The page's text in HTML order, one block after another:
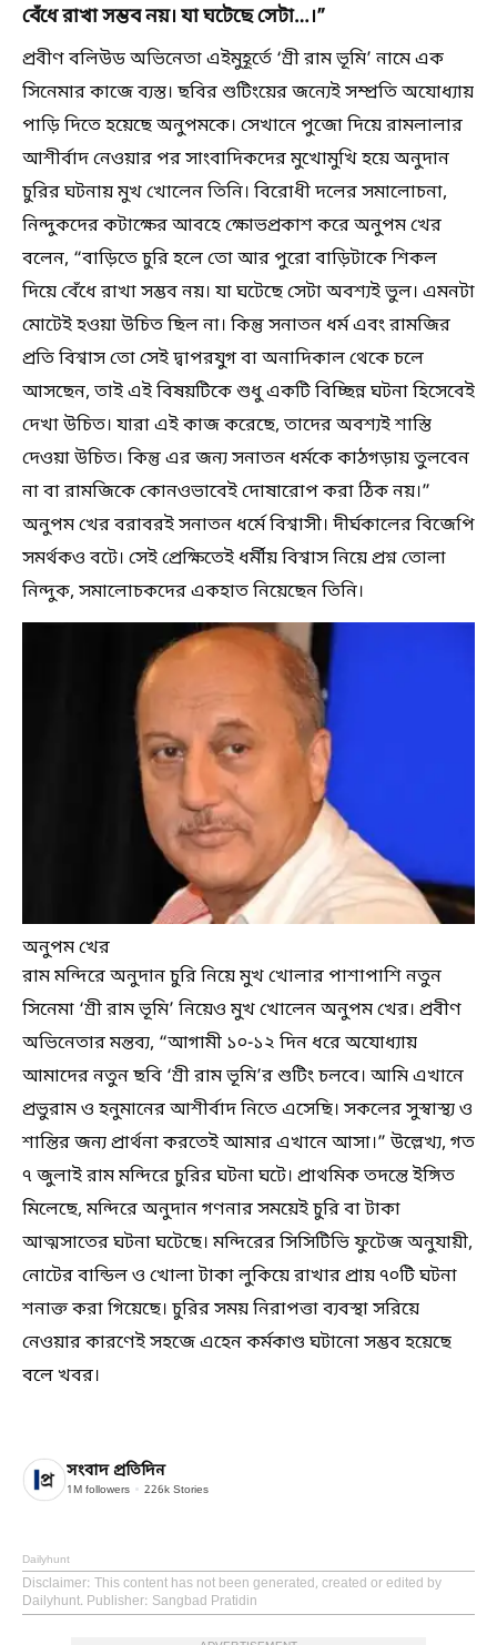
বেঁধে রাখা সম্ভব নয়। যা ঘটেছে সেটা…।”
প্রবীণ বলিউড অভিনেতা এইমুহূর্তে ‘শ্রী রাম ভূমি’ নামে এক
সিনেমার কাজে ব্যস্ত। ছবির শুটিংয়ের জন্যেই সম্প্রতি অযোধ্যায়
পাড়ি দিতে হয়েছে অনুপমকে। সেখানে পুজো দিয়ে রামলালার
আশীর্বাদ নেওয়ার পর সাংবাদিকদের মুখোমুখি হয়ে অনুদান
চুরির ঘটনায় মুখ খোলেন তিনি। বিরোধী দলের সমালোচনা,
নিন্দুকদের কটাক্ষের আবহে ক্ষোভপ্রকাশ করে অনুপম খের
বলেন, “বাড়িতে চুরি হলে তো আর পুরো বাড়িটাকে শিকল
দিয়ে বেঁধে রাখা সম্ভব নয়। যা ঘটেছে সেটা অবশ্যই ভুল। এমনটা
মোটেই হওয়া উচিত ছিল না। কিন্তু সনাতন ধর্ম এবং রামজির
প্রতি বিশ্বাস তো সেই দ্বাপরযুগ বা অনাদিকাল থেকে চলে
আসছেন, তাই এই বিষয়টিকে শুধু একটি বিচ্ছিন্ন ঘটনা হিসেবেই
দেখা উচিত। যারা এই কাজ করেছে, তাদের অবশ্যই শাস্তি
দেওয়া উচিত। কিন্তু এর জন্য সনাতন ধর্মকে কাঠগড়ায় তুলবেন
না বা রামজিকে কোনওভাবেই দোষারোপ করা ঠিক নয়।”
অনুপম খের বরাবরই সনাতন ধর্মে বিশ্বাসী। দীর্ঘকালের বিজেপি
সমর্থকও বটে। সেই প্রেক্ষিতেই ধর্মীয় বিশ্বাস নিয়ে প্রশ্ন তোলা
নিন্দুক, সমালোচকদের একহাত নিয়েছেন তিনি।
অনুপম খের
রাম মন্দিরে অনুদান চুরি নিয়ে মুখ খোলার পাশাপাশি নতুন
সিনেমা ‘শ্রী রাম ভূমি’ নিয়েও মুখ খোলেন অনুপম খের। প্রবীণ
অভিনেতার মন্তব্য, “আগামী ১০-১২ দিন ধরে অযোধ্যায়
আমাদের নতুন ছবি ‘শ্রী রাম ভূমি’র শুটিং চলবে। আমি এখানে
প্রভুরাম ও হনুমানের আশীর্বাদ নিতে এসেছি। সকলের সুস্বাস্থ্য ও
শান্তির জন্য প্রার্থনা করতেই আমার এখানে আসা।” উল্লেখ্য, গত
৭ জুলাই রাম মন্দিরে চুরির ঘটনা ঘটে। প্রাথমিক তদন্তে ইঙ্গিত
মিলেছে, মন্দিরে অনুদান গণনার সময়েই চুরি বা টাকা
আত্মসাতের ঘটনা ঘটেছে। মন্দিরের সিসিটিভি ফুটেজ অনুযায়ী,
নোটের বান্ডিল ও খোলা টাকা লুকিয়ে রাখার প্রায় ৭০টি ঘটনা
শনাক্ত করা গিয়েছে। চুরির সময় নিরাপত্তা ব্যবস্থা সরিয়ে
নেওয়ার কারণেই সহজে এহেন কর্মকাণ্ড ঘটানো সম্ভব হয়েছে
বলে খবর।
সংবাদ প্রতিদিন
1M followers 226k Stories
Dailyhunt
Disclaimer: This content has not been generated, created or edited by
Dailyhunt. Publisher: Sangbad Pratidin